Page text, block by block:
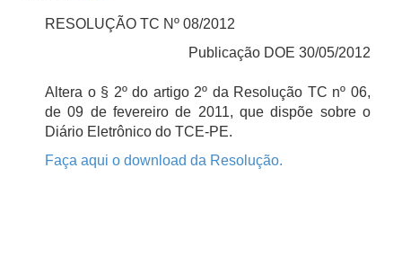
RESOLUÇÃO TC Nº 08/2012
Publicação DOE 30/05/2012
Altera o § 2º do artigo 2º da Resolução TC nº 06,
de 09 de fevereiro de 2011, que dispõe sobre o
Diário Eletrônico do TCE-PE.
Faça aqui o download da Resolução.